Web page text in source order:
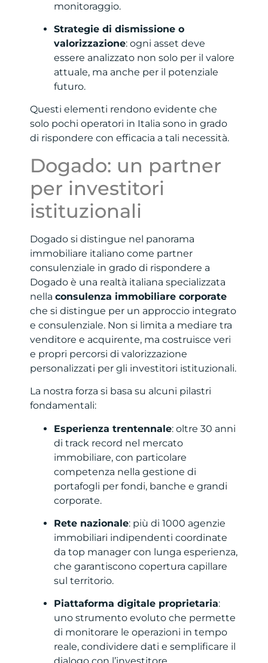
monitoraggio.
Strategie di dismissione o
valorizzazione: ogni asset deve
essere analizzato non solo per il valore
attuale, ma anche per il potenziale
futuro.
Questi elementi rendono evidente che
solo pochi operatori in Italia sono in grado
di rispondere con efficacia a tali necessità.
Dogado: un partner
per investitori
istituzionali
Dogado si distingue nel panorama
immobiliare italiano come partner
consulenziale in grado di rispondere a
Dogado è una realtà italiana specializzata
nella consulenza immobiliare corporate
che si distingue per un approccio integrato
e consulenziale. Non si limita a mediare tra
venditore e acquirente, ma costruisce veri
e propri percorsi di valorizzazione
personalizzati per gli investitori istituzionali.
La nostra forza si basa su alcuni pilastri
fondamentali:
Esperienza trentennale: oltre 30 anni
di track record nel mercato
immobiliare, con particolare
competenza nella gestione di
portafogli per fondi, banche e grandi
corporate.
Rete nazionale: più di 1000 agenzie
immobiliari indipendenti coordinate
da top manager con lunga esperienza,
che garantiscono copertura capillare
sul territorio.
Piattaforma digitale proprietaria:
uno strumento evoluto che permette
di monitorare le operazioni in tempo
reale, condividere dati e semplificare il